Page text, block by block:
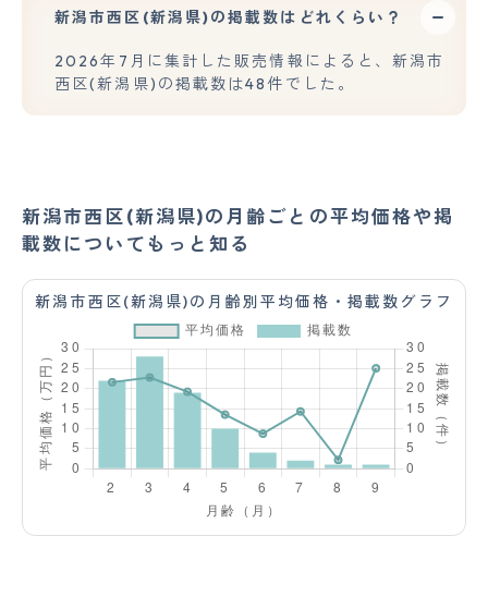
新潟市西区(新潟県)の掲載数はどれくらい？
2026年7月に集計した販売情報によると、新潟市
西区(新潟県)の掲載数は48件でした。
新潟市西区(新潟県)の月齢ごとの平均価格や掲
載数についてもっと知る
新潟市西区(新潟県)の月齢別平均価格・掲載数グラフ